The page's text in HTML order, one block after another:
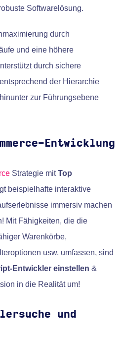
Softwarelösung.
durch
und eine höhere
durch sichere
der Hierarchie
zur Führungsebene
Entwicklung
Strategie mitTop
beispielhafte interaktive
immersiv machen
Mit Fähigkeiten, die die
Warenkörbe,
usw. umfassen, sind
Entwickler einstellen &
in die Realität um!
und